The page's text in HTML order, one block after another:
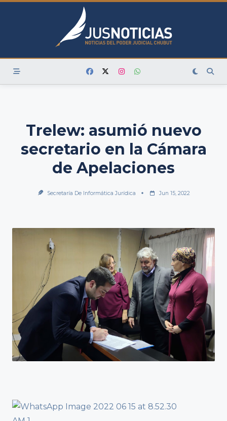
Skip
Trelew: asumió nuevo
secretario en la Cámara
de Apelaciones
Secretaría De Informática Jurídica Jun 15, 2022